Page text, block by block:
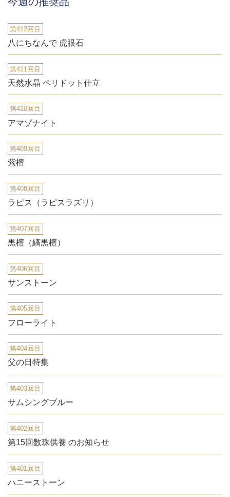
第412回目
八にちなんで 虎眼石
第411回目
天然水晶 ペリドット仕立
第410回目
アマゾナイト
第409回目
紫檀
第408回目
ラピス（ラピスラズリ）
第407回目
黒檀（縞黒檀）
第406回目
サンストーン
第405回目
フローライト
第404回目
父の日特集
第403回目
サムシングブルー
第402回目
第15回数珠供養 のお知らせ
第401回目
ハニーストーン